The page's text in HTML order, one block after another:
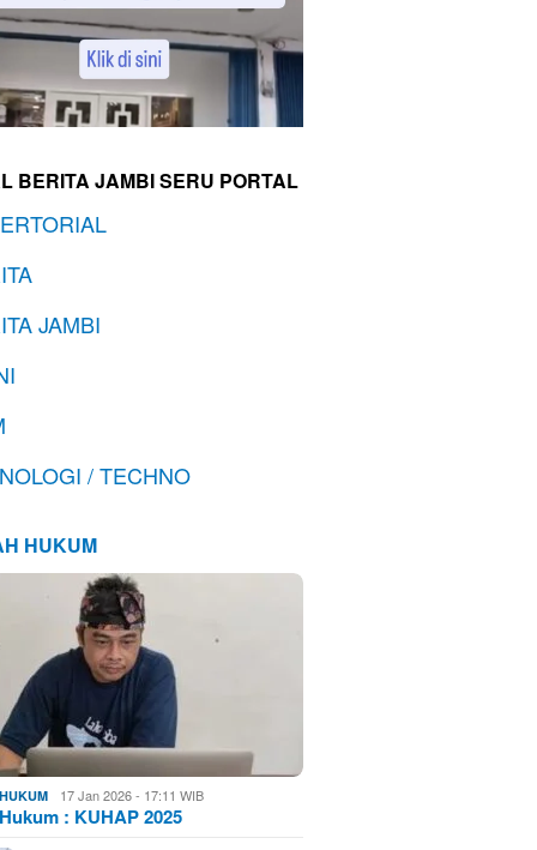
BERITA JAMBI SERU PORTAL
JAMBI
/ TECHNO
HUKUM
17 Jan 2026 - 17:11 WIB
: KUHAP 2025